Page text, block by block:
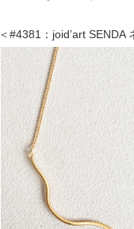
＜#4381：joid’art SENDA